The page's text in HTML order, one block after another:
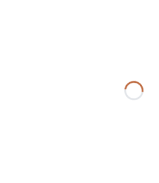
Nr etykiety (gdy bez etykiety wpisz "BRAK")